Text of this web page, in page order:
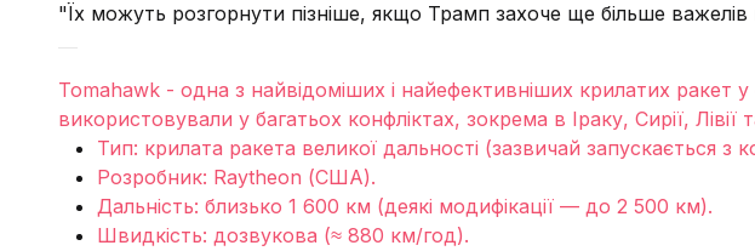
"Їх можуть розгорнути пізніше, якщо Трамп захоче ще більше важелів
Tomahawk - одна з найвідоміших і найефективніших крилатих ракет
використовували у багатьох конфліктах, зокрема в Іраку, Сирії, Лівії
Тип: крилата ракета великої дальності (зазвичай запускається з
Розробник: Raytheon (США).
Дальність: близько 1 600 км (деякі модифікації — до 2 500 км).
Швидкість: дозвукова (≈ 880 км/год).